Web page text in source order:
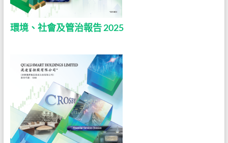
環境、社會及管治報告 2025